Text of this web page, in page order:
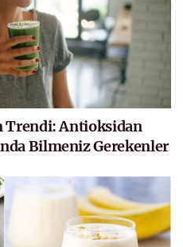
Trendi: Antioksidan
Bilmeniz Gerekenler